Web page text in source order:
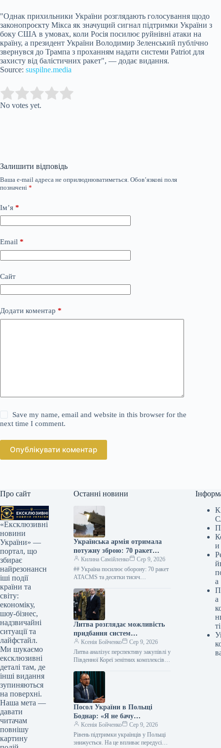
"Однак прихильники України розглядають голосування щодо
законопроєкту Мікса як значущий сигнал підтримки України з
боку США в умовах, коли Росія посилює руйнівні атаки на
країну, а президент України Володимир Зеленський публічно
звернувся до Трампа з проханням надати системи Patriot для
захисту від балістичних ракет", — додає видання.
Source: suspilne.media
Rate this item:
No votes yet.
Залишити відповідь
Ваша e-mail адреса не оприлюднюватиметься. Обов’язкові поля
позначені *
Ім’я *
Email *
Сайт
Додати коментар *
Save my name, email and website in this browser for the
next time I comment.
Опублікувати коментар
Про сайт
«Ексклюзивні
новини
України» —
портал, що
збирає
найрезонансн
іші події
країни та
світу:
економіку,
шоу-бізнес,
надзвичайні
ситуації та
лайфстайл.
Ми шукаємо
ексклюзивні
деталі там, де
інші видання
зупиняються
на поверхні.
Наша мета —
давати
читачам
повнішу
картину
Останні новини
Українська армія отримала
потужну зброю: 70 ракет
ATACMS з Туреччини
Килина Самійленко
Сер 9, 2026
## Україна посилює оборону: 70 ракет
ATACMS та десятки тисяч
зміцнення обороноздатності України
розраховуватиметься потужна
військова…
Литва розглядає можливість
придбання систем
протиповітряної оборони в
Південної Кореї.
Ксенія Бойченко
Сер 9, 2026
Литва аналізує перспективу закупівлі у
Південної Кореї зенітних комплексів
безпілотним літальним апаратам.
Можливість такого придбання…
Посол України в Польщі
Боднар: «Я не бачу
масштабного відтоку
українців із Польщі. Однак
такі настрої присутні»
Ксенія Бойченко
Сер 9, 2026
Рівень підтримки українців у Польщі
знижується. На це впливає передусім
и
а
а
ті